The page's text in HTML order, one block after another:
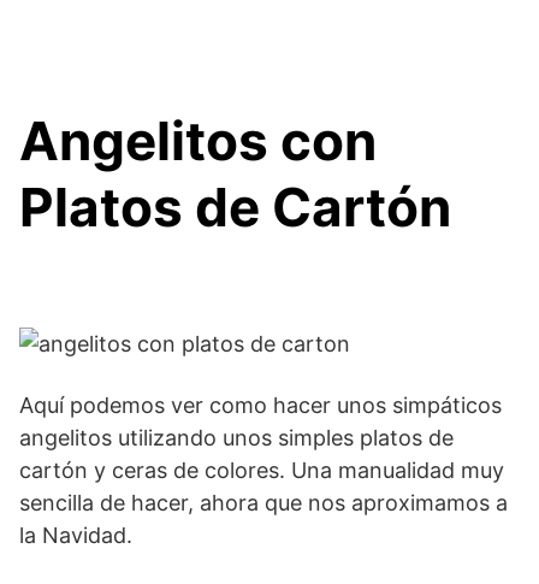
Angelitos con
Platos de Cartón
Aquí podemos ver como hacer unos simpáticos
angelitos utilizando unos simples platos de
cartón y ceras de colores. Una manualidad muy
sencilla de hacer, ahora que nos aproximamos a
la Navidad.